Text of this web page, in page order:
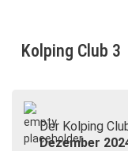
Kolping Club 3
Der Kolping
Dezember